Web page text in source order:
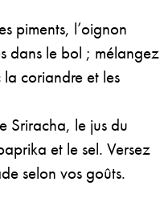
piments, l’oignon
dans le bol ; mélangez
coriandre et les
Sriracha, le jus du
et le sel. Versez
selon vos goûts.